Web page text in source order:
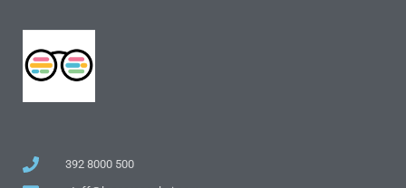
392 8000 500